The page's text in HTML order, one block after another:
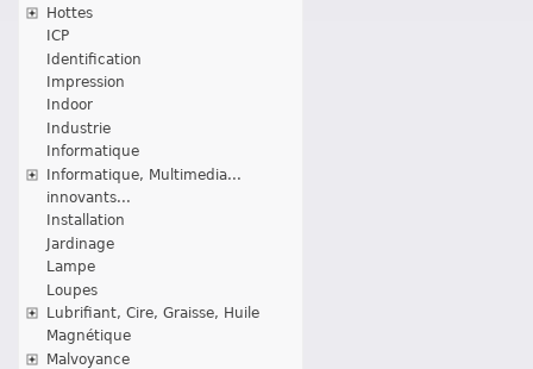
Hottes
ICP
Identification
Impression
Indoor
Industrie
Informatique
Informatique, Multimedia...
innovants...
Installation
Jardinage
Lampe
Loupes
Lubrifiant, Cire, Graisse, Huile
Magnétique
Malvoyance